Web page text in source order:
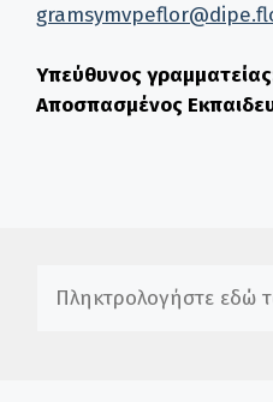
Υπεύθυνος
Αποσπασμένος